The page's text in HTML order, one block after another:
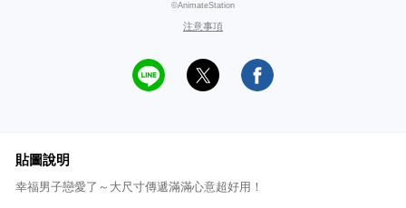
©AnimateStation
注意事項
貼圖說明
幸福男子戀愛了～大尺寸傳遞滿滿心意超好用！